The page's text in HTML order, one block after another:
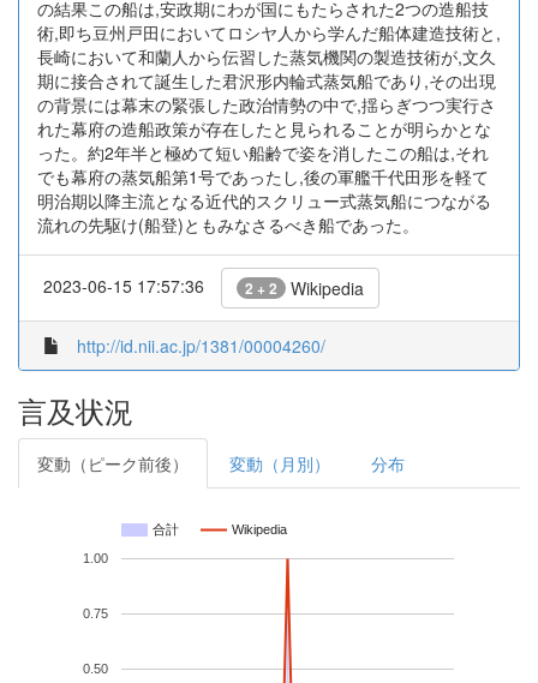
の結果この船は,安政期にわが国にもたらされた2つの造船技
術,即ち豆州戸田においてロシヤ人から学んだ船体建造技術と,
長崎において和蘭人から伝習した蒸気機関の製造技術が,文久
期に接合されて誕生した君沢形内輪式蒸気船であり,その出現
の背景には幕末の緊張した政治情勢の中で,揺らぎつつ実行さ
れた幕府の造船政策が存在したと見られることが明らかとな
った。約2年半と極めて短い船齢で姿を消したこの船は,それ
でも幕府の蒸気船第1号であったし,後の軍艦千代田形を軽て
明治期以降主流となる近代的スクリュー式蒸気船につながる
流れの先駆け(船登)ともみなさるべき船であった。
2023-06-15 17:57:36 2 + 2 Wikipedia
http://id.nii.ac.jp/1381/00004260/
言及状況
変動（ピーク前後） 変動（月別） 分布
合計 Wikipedia
0.50
0.75
1.00